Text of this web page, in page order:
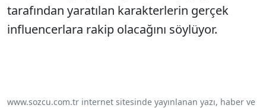
tarafından yaratılan karakterlerin gerçek
influencerlara rakip olacağını söylüyor.
www.sozcu.com.tr internet sitesinde yayınlanan yazı, haber ve